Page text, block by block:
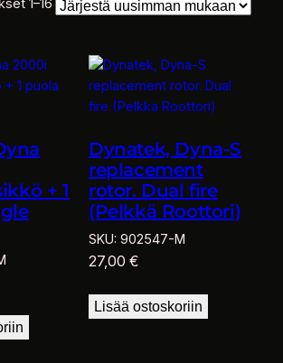
1–16
+ 1
Dynatek, Dyna-S
replacement
rotor. Dual fire
(Pelkkä Roottori)
SKU: 902547-M
27,00€
Lisää ostoskoriin